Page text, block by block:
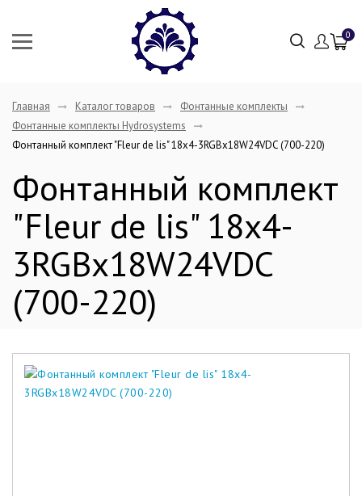
0
Главная Каталог товаров
Фонтанные комплекты
Фонтанные комплекты Hydrosystems
Фонтанный комплект "Fleur de lis" 18х4-3RGBх18W24VDC (700-220)
Фонтанный комплект
"Fleur de lis" 18х4-
3RGBх18W24VDC
(700-220)